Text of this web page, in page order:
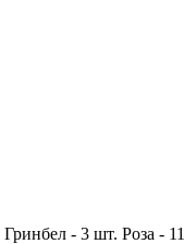
Гринбел - 3 шт. Роза -